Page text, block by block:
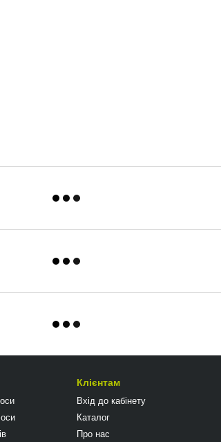
Клієнтам
Вхід до кабінету
Каталог
Про нас